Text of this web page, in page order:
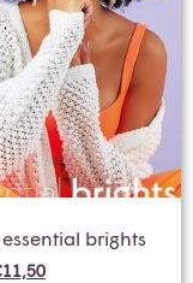
brights
11,50